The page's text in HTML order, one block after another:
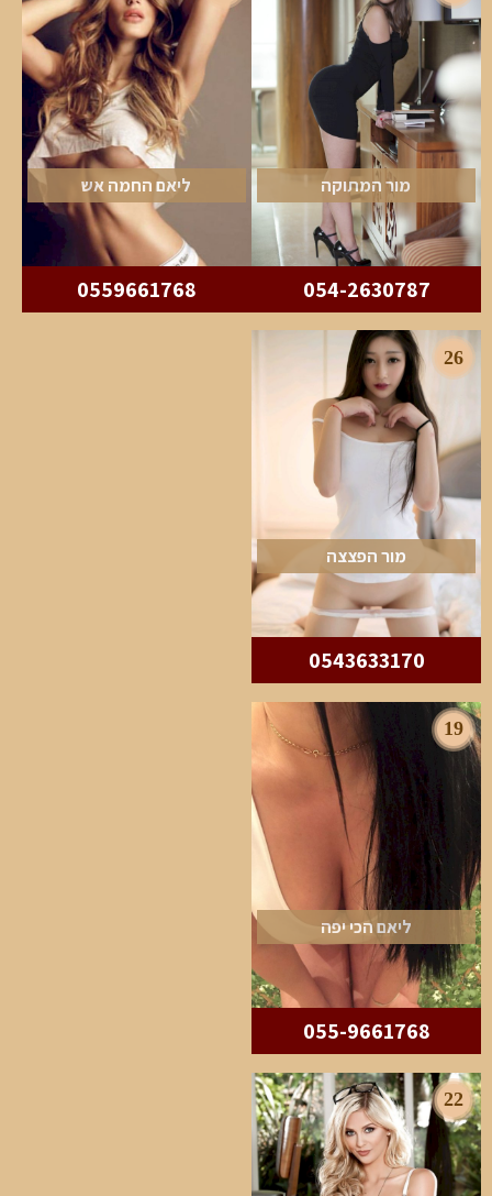
מור המתוקה
054-2630787
ליאם החמה אש
0559661768
26
מור הפצצה
0543633170
19
ליאם הכי יפה
055-9661768
22